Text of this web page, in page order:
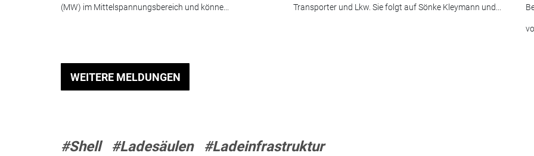
(MW) im Mittelspannungsbereich und könne...
Transporter und Lkw. Sie folgt auf Sönke Kleymann und...
WEITERE MELDUNGEN
#Shell #Ladesäulen #Ladeinfrastruktur